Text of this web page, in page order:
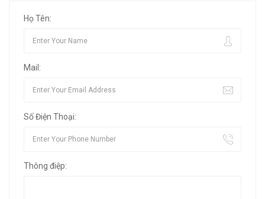
Họ Tên:
Mail:
Số Điện Thoại:
Thông điệp: